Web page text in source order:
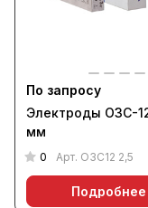
По запросу
Электроды ОЗС-
мм
0 Арт. ОЗС12 2,5
Подробнее